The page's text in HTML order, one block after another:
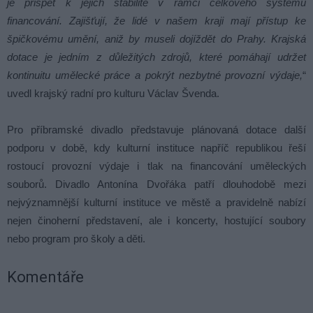
je přispět k jejich stabilitě v rámci celkového systému
financování. Zajišťují, že lidé v našem kraji mají přístup ke
špičkovému umění, aniž by museli dojíždět do Prahy. Krajská
dotace je jedním z důležitých zdrojů, které pomáhají udržet
kontinuitu umělecké práce a pokrýt nezbytné provozní výdaje,“
uvedl krajský radní pro kulturu Václav Švenda.
Pro příbramské divadlo představuje plánovaná dotace další
podporu v době, kdy kulturní instituce napříč republikou řeší
rostoucí provozní výdaje i tlak na financování uměleckých
souborů. Divadlo Antonína Dvořáka patří dlouhodobě mezi
nejvýznamnější kulturní instituce ve městě a pravidelně nabízí
nejen činoherní představení, ale i koncerty, hostující soubory
nebo program pro školy a děti.
Komentáře